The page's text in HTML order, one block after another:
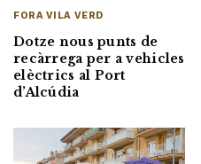
FORA VILA VERD
Dotze nous punts de
recàrrega per a vehicles
elèctrics al Port
d’Alcúdia